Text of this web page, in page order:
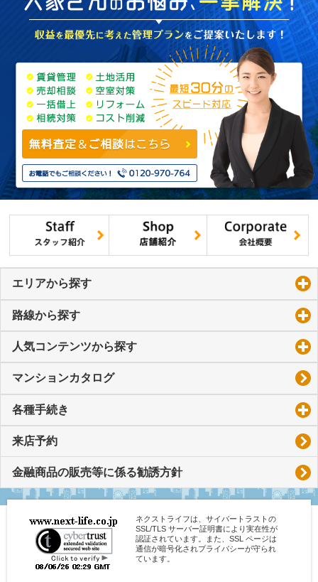
エリアから探す
路線から探す
人気コンテンツから探す
マンションカタログ
各種手続き
来店予約
金融商品の販売等に係る勧誘方針
ネクストライフは、サイバートラストの
SSL/TLS サーバー証明書により実在性が
認証されています。また、SSL ページは
通信が暗号化されプライバシーが守られ
ています。